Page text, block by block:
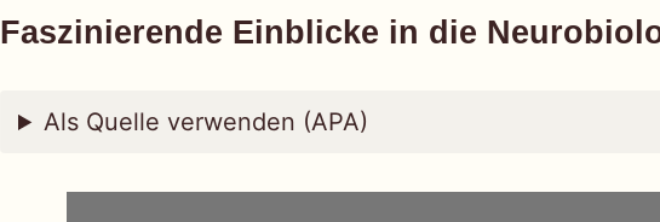
Faszinierende Einblicke in die
Als Quelle verwenden (APA)